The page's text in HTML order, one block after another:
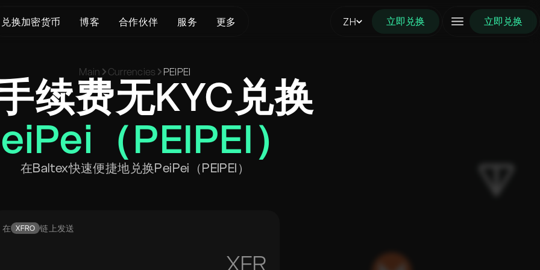
兑换加密货币
BTC 至 USDT
USDT 至 XMR
ETH 至 XMR
ETH 至 BTC
博客 合作伙伴 服务
Bitcoin (BTC)
Ethereum (ETH)
Monero (XMR)
更多
KYC/AML
服务条款
隐私政策
风险披露
状态页面
词汇表
常见问题
联系我们
帮助中心
ZH 立即兑换 立即兑换
Main Currencies PEIPEI
续费无KYC兑换
（PEIPEI）
在Baltex快速便捷地兑换PeiPei（PEIPEI）
在 XFRO 链上发送
XFR